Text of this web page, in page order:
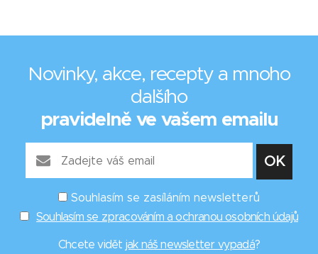
Novinky, akce, recepty a mnoho
dalšího
pravidelně ve vašem emailu
Souhlasím se zasíláním newsletterů
Souhlasím se zpracováním a ochranou osobních údajů
Chcete vidět jak náš newsletter vypadá?